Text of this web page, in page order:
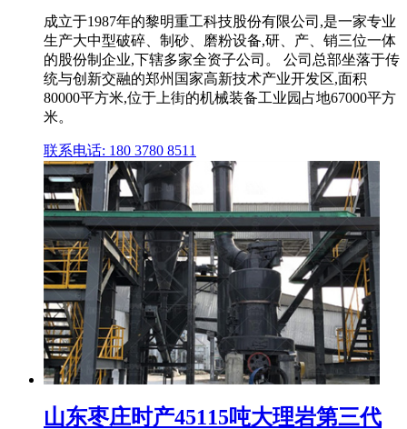
成立于1987年的黎明重工科技股份有限公司,是一家专业
生产大中型破碎、制砂、磨粉设备,研、产、销三位一体
的股份制企业,下辖多家全资子公司。 公司总部坐落于传
统与创新交融的郑州国家高新技术产业开发区,面积
80000平方米,位于上街的机械装备工业园占地67000平方
米。
联系电话: 180 3780 8511
山东枣庄时产45115吨大理岩第三代